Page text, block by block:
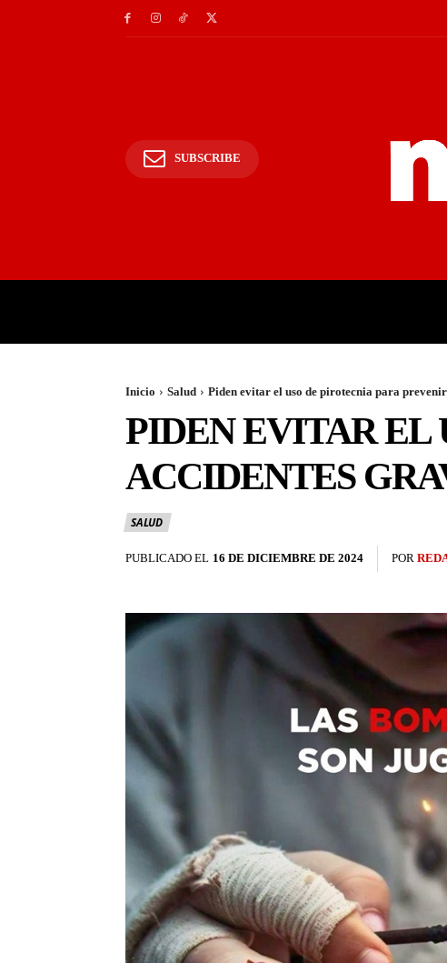
SUBSCRIBE
Inicio Salud Piden evitar el uso de pirotecnia para prevenir
PIDEN EVITAR EL
ACCIDENTES
SALUD
PUBLICADO EL 16 DE DICIEMBRE DE 2024 POR